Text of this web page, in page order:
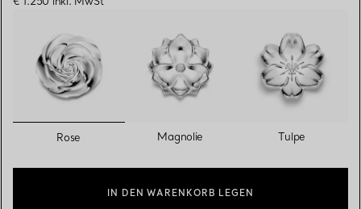
Rose Magnolie Tulpe
IN DEN WARENKORB LEGEN